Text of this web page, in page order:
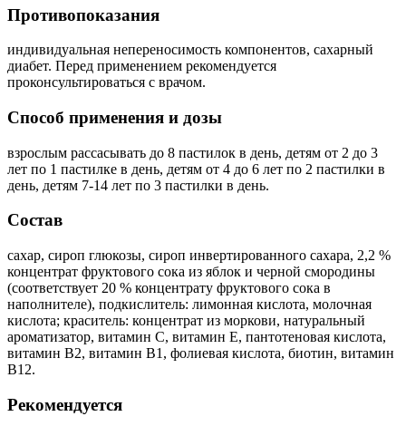
Противопоказания
индивидуальная непереносимость компонентов, сахарный
диабет. Перед применением рекомендуется
проконсультироваться с врачом.
Способ применения и дозы
взрослым рассасывать до 8 пастилок в день, детям от 2 до 3
лет по 1 пастилке в день, детям от 4 до 6 лет по 2 пастилки в
день, детям 7-14 лет по 3 пастилки в день.
Состав
cахар, сироп глюкозы, сироп инвертированного сахара, 2,2 %
концентрат фруктового сока из яблок и черной смородины
(соответствует 20 % концентрату фруктового сока в
наполнителе), подкислитель: лимонная кислота, молочная
кислота; краситель: концентрат из моркови, натуральный
ароматизатор, витамин С, витамин Е, пантотеновая кислота,
витамин В2, витамин В1, фолиевая кислота, биотин, витамин
В12.
Рекомендуется